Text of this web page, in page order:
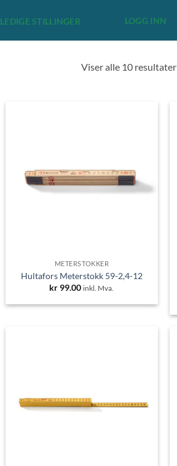
LEDIGE STILLINGER LOGG INN
Viser alle 10 resultater
METERSTOKKER
Hultafors Meterstokk 59-2,4-12
kr 99.00 inkl. Mva.